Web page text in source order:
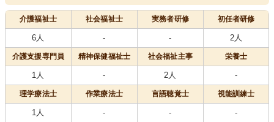
介護福祉士 社会福祉士 実務者研修 初任者研修
6人 - - 2人
介護支援専門員 精神保健福祉士 社会福祉主事 栄養士
1人 - 2人 -
理学療法士 作業療法士 言語聴覚士 視能訓練士
1人 - - -